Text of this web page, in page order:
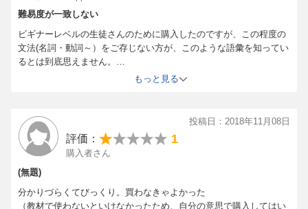
難易度が一致しない
ビギナーレベルの生徒さんのために購入したのですが、この程度の
文法(名詞・動詞～）をご存じない方が、このような語彙を知ってい
るとは到底思えません。
文法と実際の例文・問題の難易度が全く違い、使えないです。
(ちなみに、私は大学・企業等でTOEICを教えており、一応TOEICに
は精通しているつもりです）
いったいどのレベルの方を対象に作っているのか、著者に聞いてみ
たいです。
もっと見る
投稿日：2018年11月08日
評価： 1
購入者さん
(無題)
分かりづらくてびっくり。買わなきゃよかった
（教材で使わないといけなかったため、自分の意思で購入してはい